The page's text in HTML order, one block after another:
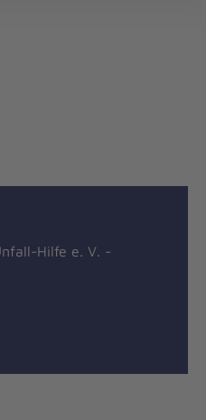
Hilfe e. V. -